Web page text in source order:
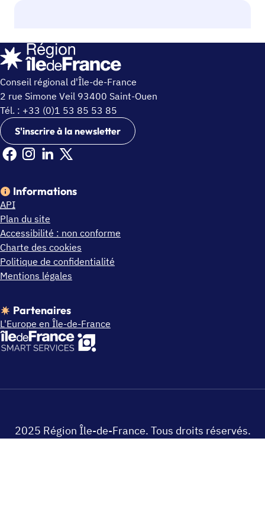
Conseil régional d'Île-de-France
2 rue Simone Veil 93400 Saint-Ouen
Tél. : +33 (0)1 53 85 53 85
S'inscrire à la newsletter
Facebook Ile de France (nouvelle fenêtre)
Instagram Ile de France (nouvelle fenêtre)
Linkedin Ile de France (nouvelle fenêtre)
X Ile de France (nouvelle fenêtre)
Informations
API
Plan du site
Accessibilité : non conforme
Charte des cookies
Politique de confidentialité
Mentions légales
Partenaires
L'Europe en Île-de-France
2025 Région Île-de-France. Tous droits réservés.